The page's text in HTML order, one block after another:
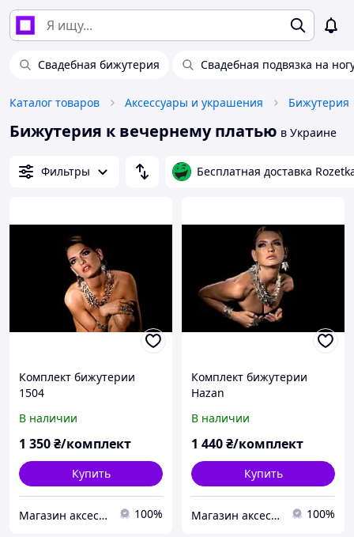
Свадебная бижутерия Свадебная подвязка на
Каталог товаров Аксессуары и украшения Бижутерия
Бижутерия к вечернему платью в Украине
Фильтры Бесплатная доставка
Комплект бижутерии
1504
В наличии
1 350₴/комплект
Купить
Магазин аксессуаров Silver Taurus. 100%
Комплект бижутерии
Hazan
В наличии
1 440₴/комплект
Купить
Магазин аксессуаров Silver Taurus. 100%